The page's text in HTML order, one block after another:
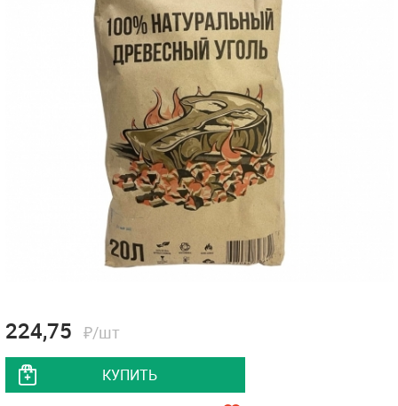
224,75 ₽/шт
КУПИТЬ